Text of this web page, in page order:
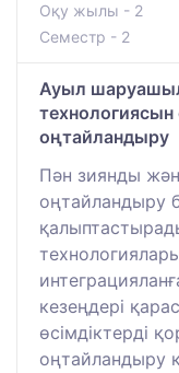
Оқу жылы - 2
Семестр - 2
Ауыл
оңтайландыру
Пән зиянды
оңтайландыру
кезеңдері
өсімдіктерді
оңтайландыру